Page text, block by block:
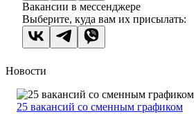
Вакансии в мессенджере
Выберите, куда вам их присылать:
Новости
25 вакансий со сменным графиком